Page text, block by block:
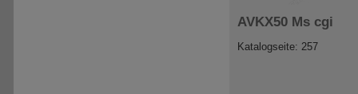
AVKX50 Ms cgi
Katalogseite: 257